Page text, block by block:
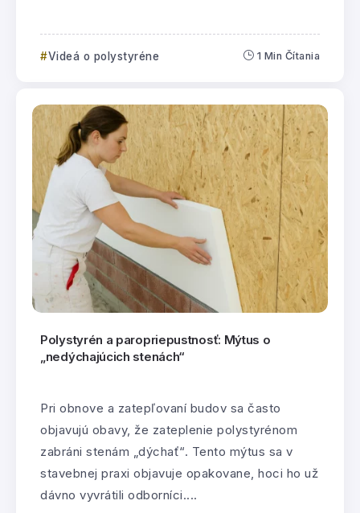
Videá o polystyréne 1 Min Čítania
Polystyrén a paropriepustnosť: Mýtus o
„nedýchajúcich stenách“
Pri obnove a zatepľovaní budov sa často
objavujú obavy, že zateplenie polystyrénom
zabráni stenám „dýchať“. Tento mýtus sa v
stavebnej praxi objavuje opakovane, hoci ho už
dávno vyvrátili odborníci....